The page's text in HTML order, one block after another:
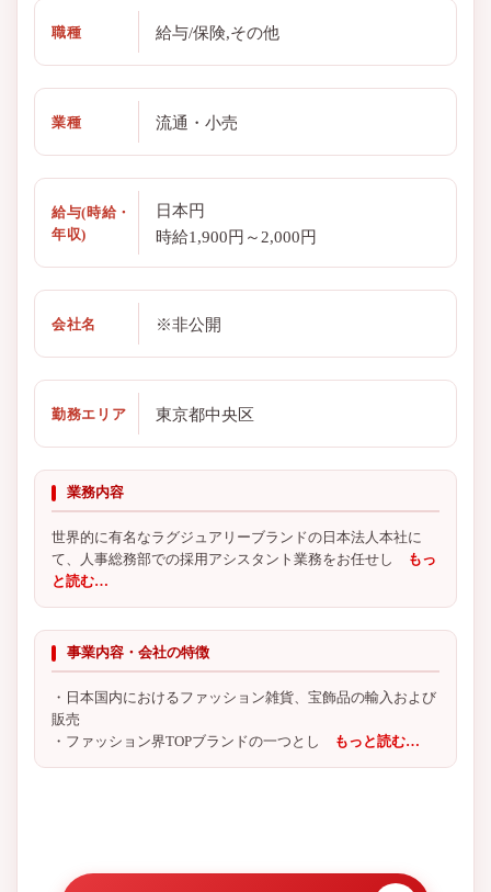
職種 給与/保険,その他
業種 流通・小売
給与(時給・
年収)
日本円
時給1,900円～2,000円
会社名 ※非公開
勤務エリア 東京都中央区
業務内容
世界的に有名なラグジュアリーブランドの日本法人本社に
て、人事総務部での採用アシスタント業務をお任せし
もっ
と読む…
事業内容・会社の特徴
・日本国内におけるファッション雑貨、宝飾品の輸入および
販売
・ファッション界TOPブランドの一つとし
もっと読む…